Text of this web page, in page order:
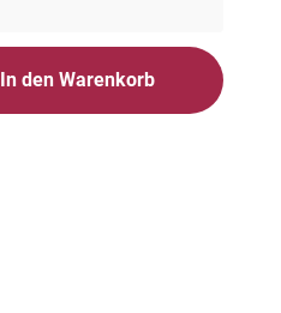
In den Warenkorb